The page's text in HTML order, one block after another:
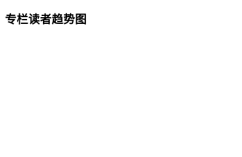
专栏读者趋势图